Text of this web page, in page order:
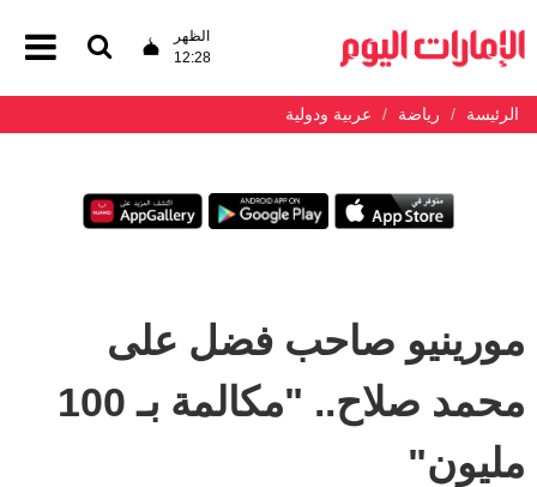
الظهر
12:28
الرئيسة رياضة عربية ودولية
مورينيو صاحب فضل على
محمد صلاح.. "مكالمة بـ 100
مليون"